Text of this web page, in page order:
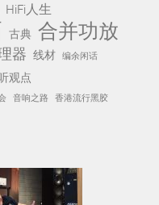
HiFi人生
古典 合并功放
器 线材 编余闲话
观点
音响之路 香港流行黑胶